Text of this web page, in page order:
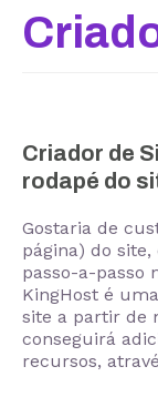
Criador de
rodapé do
Gostaria de
página) do
passo-a-passo
KingHost é
site a partir de
conseguirá
recursos,